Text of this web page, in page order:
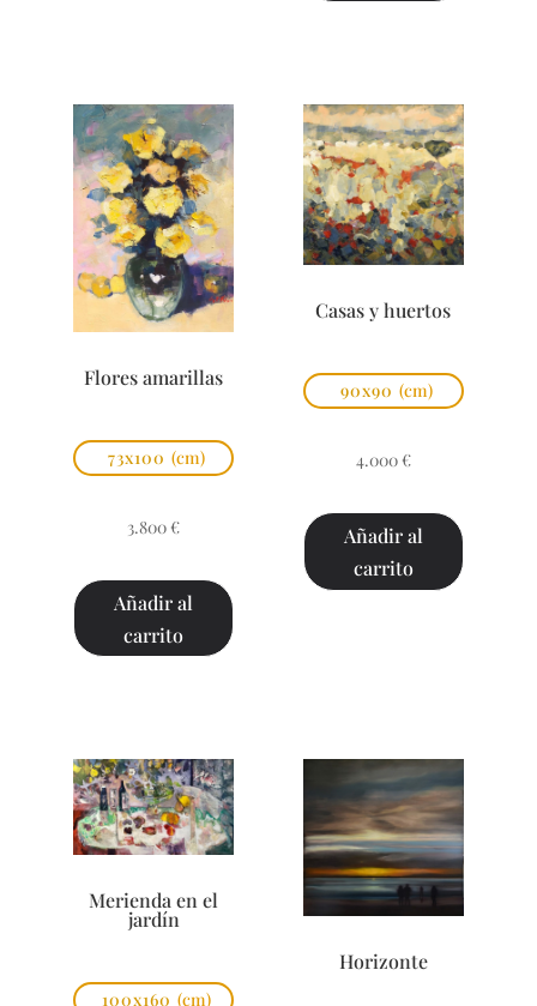
Flores amarillas
73x100 (cm)
3.800 €
Añadir al
carrito
Casas y huertos
90x90 (cm)
4.000 €
Añadir al
carrito
Merienda en el
jardín
100x160 (cm)
Horizonte